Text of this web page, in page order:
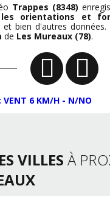
Trappes (8348)
orientations et
et bien d'autres
de Les Mureaux (78).
: VENT 6 KM/H - N/NO
VILLES À